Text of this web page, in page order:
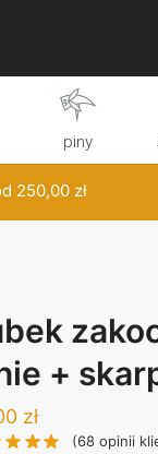
piny
250,00 zł
+
zł
(68 opinii